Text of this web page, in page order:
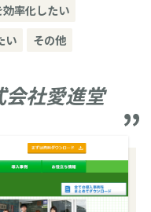
率化したい
い
その他
社愛進堂